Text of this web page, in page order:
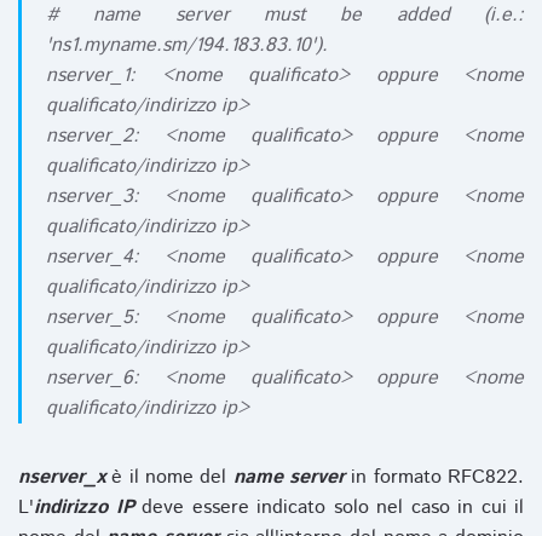
# name server must be added (i.e.:
'ns1.myname.sm/194.183.83.10').
nserver_1: <nome qualificato> oppure <nome
qualificato/indirizzo ip>
nserver_2: <nome qualificato> oppure <nome
qualificato/indirizzo ip>
nserver_3: <nome qualificato> oppure <nome
qualificato/indirizzo ip>
nserver_4: <nome qualificato> oppure <nome
qualificato/indirizzo ip>
nserver_5: <nome qualificato> oppure <nome
qualificato/indirizzo ip>
nserver_6: <nome qualificato> oppure <nome
qualificato/indirizzo ip>
nserver_xè il nome del name serverin formato RFC822.
L'indirizzo IPdeve essere indicato solo nel caso in cui il